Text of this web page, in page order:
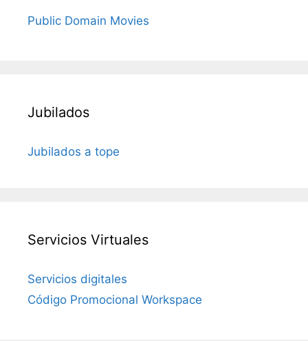
Public Domain Movies
Jubilados
Jubilados a tope
Servicios Virtuales
Servicios digitales
Código Promocional Workspace